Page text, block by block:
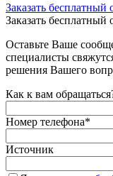
Заказать бесплатный
Заказать бесплатный
Оставьте Ваше
специалисты
решения Вашего
Как к вам
Номер телефона*
Источник